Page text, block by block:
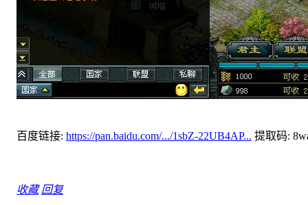
百度链接: https://pan.baidu.com/.../1sbZ-22UB4AP... 提取码:
收藏 回复